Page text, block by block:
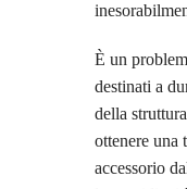
È un
destinati a
della
ottenere una
accessorio